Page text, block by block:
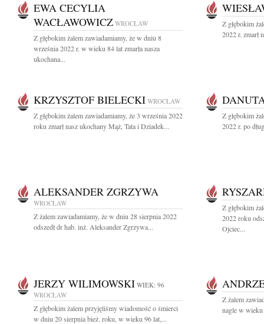
EWA CECYLIA
WACŁAWOWICZ WROCŁAW
Z głębokim żalem zawiadamiamy, że w dniu 8
września 2022 r. w wieku 84 lat zmarła nasza
ukochana...
Z głębokim
2022 r. zmarł
KRZYSZTOF BIELECKI WROCŁAW
Z głębokim żalem zawiadamiamy, że 3 września 2022
roku zmarł nasz ukochany Mąż, Tata i Dziadek...
Z głębokim
2022 r. po
ALEKSANDER ZGRZYWA
WROCŁAW
Z żalem zawiadamiamy, że w dniu 28 sierpnia 2022
odszedł dr hab. inż. Aleksander Zgrzywa...
Z głębokim
2022 roku
Ojciec...
JERZY WILIMOWSKI WIEK: 96
WROCŁAW
Z głębokim żalem przyjęliśmy wiadomość o śmierci
w dniu 20 sierpnia bież. roku, w wieku 96 lat,...
Z żalem
nagle w